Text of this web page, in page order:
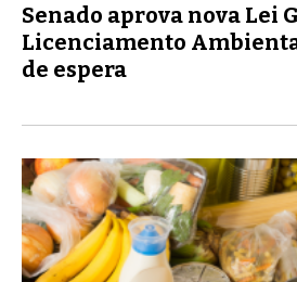
Senado aprova nova Lei
Licenciamento
de espera